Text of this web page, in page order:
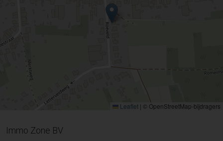
Leaflet | © OpenStreetMap-bijdragers
Immo Zone BV